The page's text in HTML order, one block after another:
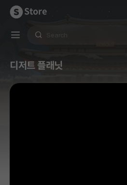
Store
디저트 플래닛